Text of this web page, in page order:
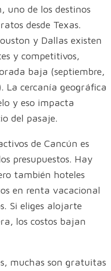
uno de los destinos
desde Texas.
y Dallas existen
y competitivos,
baja (septiembre,
La cercanía geográfica
y eso impacta
del pasaje.
de Cancún es
presupuestos. Hay
también hoteles
en renta vacacional
Si eliges alojarte
los costos bajan
muchas son gratuitas